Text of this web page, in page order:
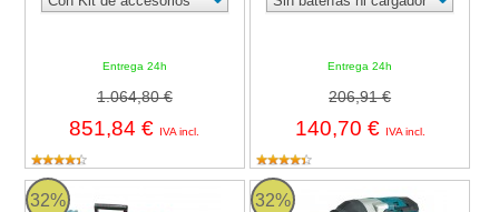
Entrega 24h
1.064,80 €
851,84 € IVA incl.
Entrega 24h
206,91 €
140,70 € IVA incl.
32%
HM1111C Makita 32%
Makita DTW1001 - Llave de